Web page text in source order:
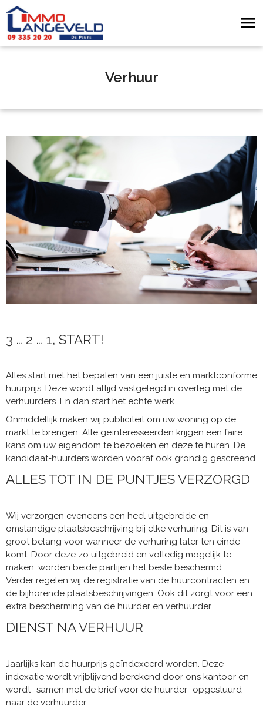
Verhuur
3 … 2 … 1, START!
Alles start met het bepalen van een juiste en marktconforme
huurprijs. Deze wordt altijd vastgelegd in overleg met de
verhuurders. En dan start het echte werk.
Onmiddellijk maken wij publiciteit om uw woning op de
markt te brengen. Alle geïnteresseerden krijgen een faire
kans om uw eigendom te bezoeken en deze te huren. De
kandidaat-huurders worden vooraf ook grondig gescreend.
ALLES TOT IN DE PUNTJES VERZORGD
Wij verzorgen eveneens een heel uitgebreide en
omstandige plaatsbeschrijving bij elke verhuring. Dit is van
groot belang voor wanneer de verhuring later ten einde
komt. Door deze zo uitgebreid en volledig mogelijk te
maken, worden beide partijen het beste beschermd.
Verder regelen wij de registratie van de huurcontracten en
de bijhorende plaatsbeschrijvingen. Ook dit zorgt voor een
extra bescherming van de huurder en verhuurder.
DIENST NA VERHUUR
Jaarlijks kan de huurprijs geïndexeerd worden. Deze
indexatie wordt vrijblijvend berekend door ons kantoor en
wordt -samen met de brief voor de huurder- opgestuurd
naar de verhuurder.